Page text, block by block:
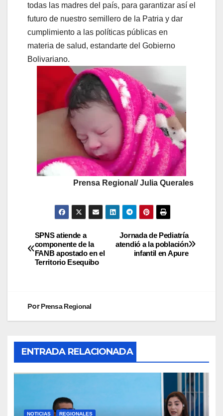
todas las madres del país, para garantizar así el
futuro de nuestro semillero de la Patria y dar
cumplimiento a las políticas públicas en
materia de salud, estandarte del Gobierno
Bolivariano.
Prensa Regional/ Julia Querales
Jornada de Pediatría
atendió a la población
infantil en Apure
SPNS atiende a
componente de la
FANB apostado en el
Territorio Esequibo
PorPrensa Regional
ENTRADA RELACIONADA
NOTICIAS REGIONALES